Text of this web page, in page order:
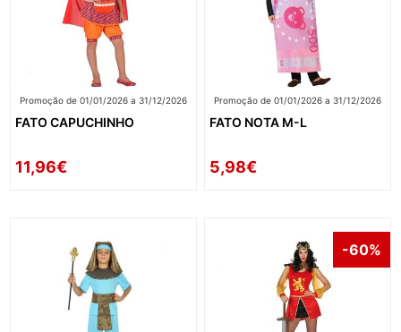
Promoção de 01/01/2026 a 31/12/2026
FATO CAPUCHINHO
11,96€
Promoção de 01/01/2026 a 31/12/2026
FATO NOTA M-L
5,98€
-60%